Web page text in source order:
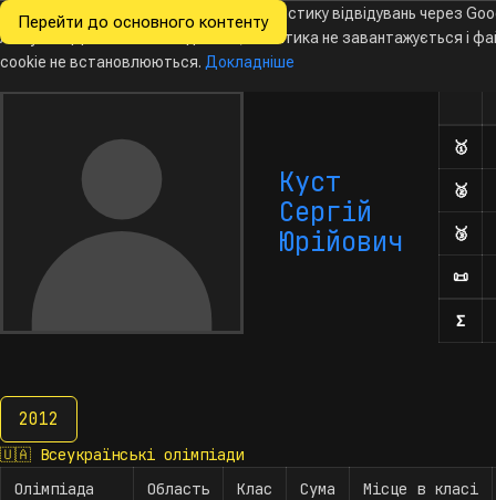
Перейти до основного контенту
Всеукраїнські
з інформатики
НовиниОлімпіадиКалендарБаза даних
Куст
Сергій
Юрійович
🥇
🥈
🥉
📜
Σ
2012
2012
🇺🇦 Всеукраїнські олімпіади
Олімпіада
Область Клас Сума Місце в класі
Ми хочемо збирати знеособлену статистику відвідувань через
Analytics. Доки ви не погодитесь, аналітика не завантажується і
cookie не встановлюються. Докладніше